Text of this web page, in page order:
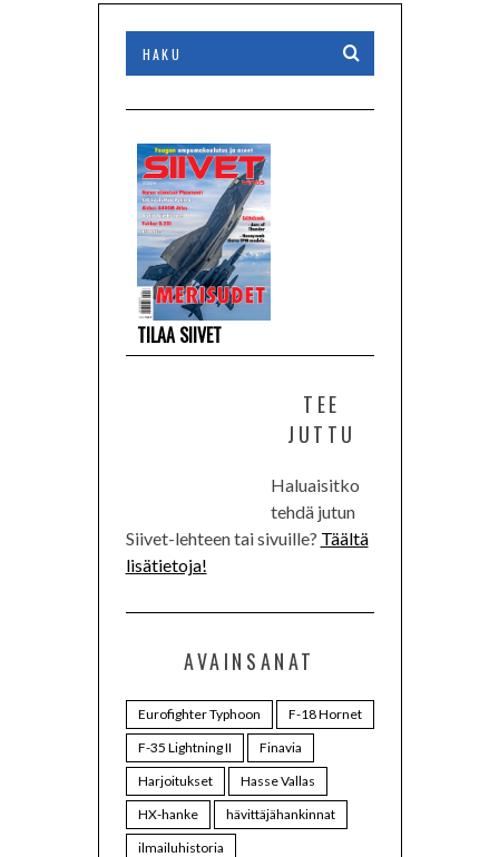
TILAA SIIVET
TEE
JUTTU
Haluaisitko
tehdä jutun
Siivet-lehteen tai sivuille? Täältä
lisätietoja!
AVAINSANAT
Eurofighter Typhoon
F-18 Hornet
F-35 Lightning II
Finavia
Harjoitukset
Hasse Vallas
HX-hanke
hävittäjähankinnat
ilmailuhistoria